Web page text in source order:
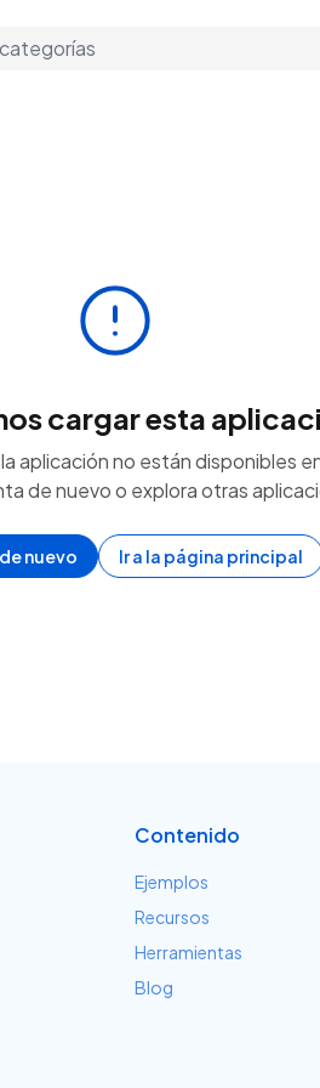
cargar esta
aplicación no están disponibles
de nuevo o explora otras
nuevo Ir a la página principal
Contenido
Ejemplos
Recursos
Herramientas
Blog